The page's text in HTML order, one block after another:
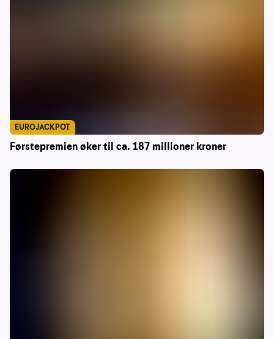
Førstepremien øker til ca. 187 millioner kroner
EUROJACKPOT